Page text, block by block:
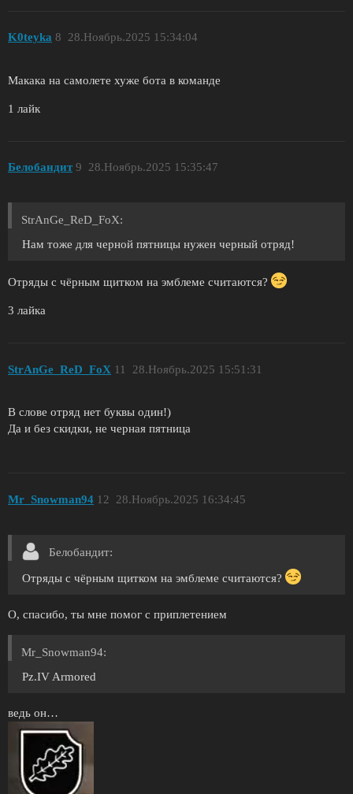
K0teyka 28.Ноябрь.2025 15:34:04
8
Макака на самолете хуже бота в команде
1 лайк
Белобандит 28.Ноябрь.2025 15:35:47
9
StrAnGe_ReD_FoX:
Нам тоже для черной пятницы нужен черный отряд!
Отряды с чёрным щитком на эмблеме считаются?
3 лайка
StrAnGe_ReD_FoX 28.Ноябрь.2025 15:51:31
11
В слове отряд нет буквы один!)
Да и без скидки, не черная пятница
Mr_Snowman94 28.Ноябрь.2025 16:34:45
12
Белобандит:
Отряды с чёрным щитком на эмблеме считаются?
О, спасибо, ты мне помог с приплетением
Mr_Snowman94:
Pz.IV Armored
ведь он…